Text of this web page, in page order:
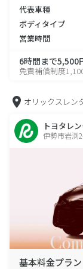
代表車種
ボディタイプ
営業時間
6時間まで5,500
免責補償制度
オリックスレン
トヨタレ
伊勢市岩渕
基本料金プラン